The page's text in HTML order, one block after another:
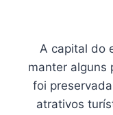
A capital do
manter alguns
foi
atrativos